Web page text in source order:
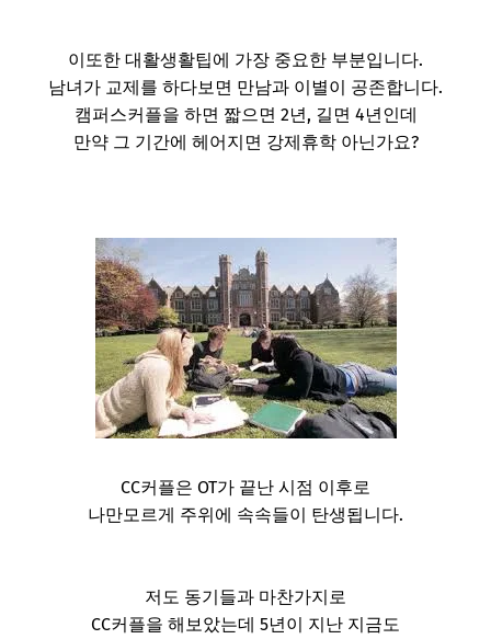
이또한 대활생활팁에 가장 중요한 부분입니다.
남녀가 교제를 하다보면 만남과 이별이 공존합니다.
캠퍼스커플을 하면 짧으면 2년, 길면 4년인데
만약 그 기간에 헤어지면 강제휴학 아닌가요?
CC커플은 OT가 끝난 시점 이후로
나만모르게 주위에 속속들이 탄생됩니다.
저도 동기들과 마찬가지로
CC커플을 해보았는데 5년이 지난 지금도